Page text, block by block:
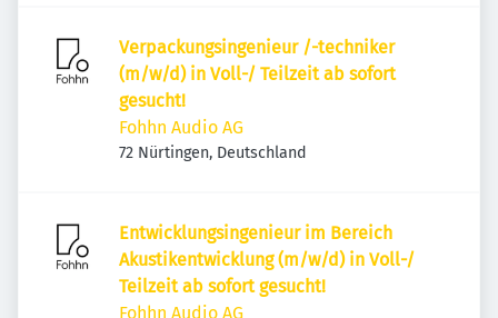
Verpackungsingenieur /-techniker
(m/w/d) in Voll-/ Teilzeit ab sofort
gesucht!
Fohhn Audio AG
72 Nürtingen, Deutschland
Entwicklungsingenieur im Bereich
Akustikentwicklung (m/w/d) in Voll-/
Teilzeit ab sofort gesucht!
Fohhn Audio AG